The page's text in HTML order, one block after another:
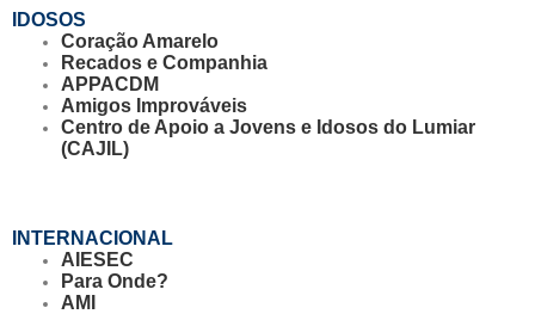
IDOSOS
Coração Amarelo
Recados e Companhia
APPACDM
Amigos Improváveis
Centro de Apoio a Jovens e Idosos do Lumiar
(CAJIL)
INTERNACIONAL
AIESEC
Para Onde?
AMI